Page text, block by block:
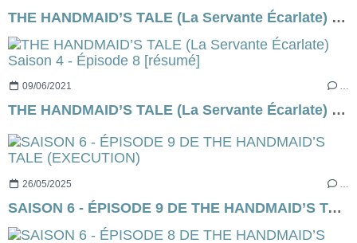
THE HANDMAID’S TALE (La Servante Écarlate) Saison 4 - Épisode 9 [résumé]
09/06/2021 …
THE HANDMAID’S TALE (La Servante Écarlate) Saison 4 - Épisode 8 [résumé]
26/05/2025
SAISON 6 - ÉPISODE 9 DE THE HANDMAID’S TALE (EXECUTION)